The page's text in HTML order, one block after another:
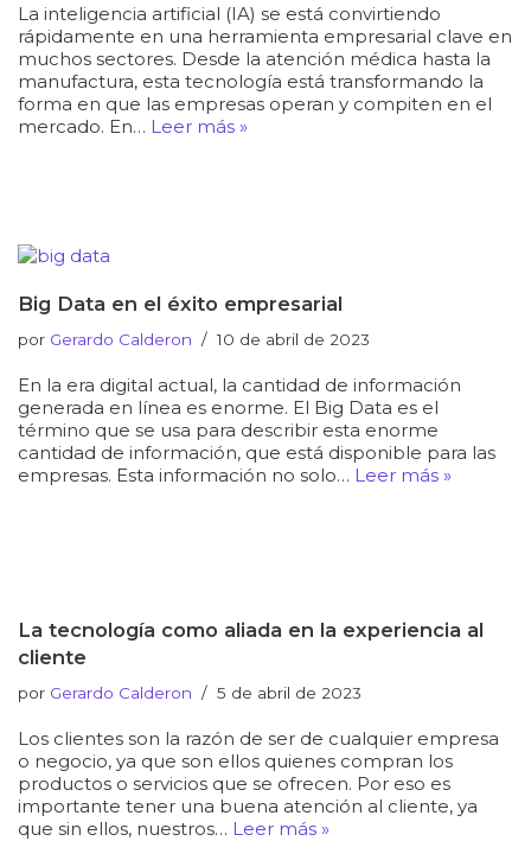
La inteligencia artificial (IA) se está convirtiendo
rápidamente en una herramienta empresarial clave en
muchos sectores. Desde la atención médica hasta la
manufactura, esta tecnología está transformando la
forma en que las empresas operan y compiten en el
mercado. En… Leer más »
Big Data en el éxito empresarial
por Gerardo Calderon 10 de abril de 2023
En la era digital actual, la cantidad de información
generada en línea es enorme. El Big Data es el
término que se usa para describir esta enorme
cantidad de información, que está disponible para las
empresas. Esta información no solo… Leer más »
La tecnología como aliada en la experiencia al
cliente
por Gerardo Calderon 5 de abril de 2023
Los clientes son la razón de ser de cualquier empresa
o negocio, ya que son ellos quienes compran los
productos o servicios que se ofrecen. Por eso es
importante tener una buena atención al cliente, ya
que sin ellos, nuestros… Leer más »